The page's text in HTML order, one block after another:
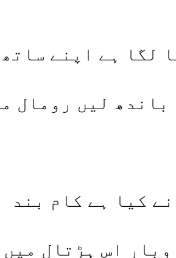
لگا ہے اپنے ساتھ
باندھ لیں رومال
کیا ہے کام بند
اس ہڑتال میں